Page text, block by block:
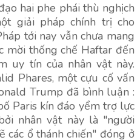
hai phe phái thù nghịch
giải pháp chính trị cho
tới nay vẫn chưa mang
mời thống chế Haftar đến
uy tín của nhân vật này.
Phares, một cựu cố vấn
Trump đã bình luận :
Paris kín đáo yểm trợ lực
nhân vật này là "người
các ổ thánh chiến" đóng ở